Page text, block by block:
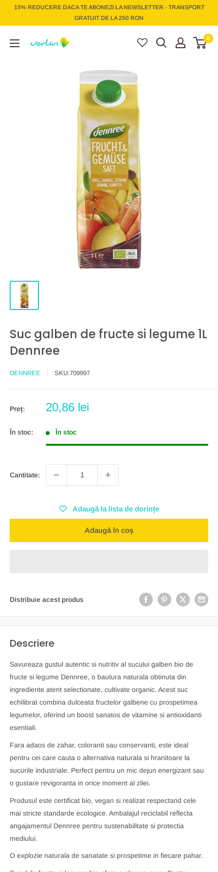
15% REDUCERE DACA TE ABONEZI LA NEWSLETTER - TRANSPORT
GRATUIT DE LA 250 RON
0
Suc galben de fructe si legume 1L
Dennree
DENNREE SKU:709997
Preț:
Preț
20,86 lei
În stoc: În stoc
Cantitate:
Adaugă la lista de dorințe
Adaugă în coș
Distribuie acest produs
Descriere
Savureaza gustul autentic si nutritiv al sucului galben bio de
fructe si legume Dennree, o bautura naturala obtinuta din
ingrediente atent selectionate, cultivate organic. Acest suc
echilibrat combina dulceata fructelor galbene cu prospetimea
legumelor, oferind un boost sanatos de vitamine si antioxidanti
esentiali.
Fara adaos de zahar, coloranti sau conservanti, este ideal
pentru cei care cauta o alternativa naturala si hranitoare la
sucurile industriale. Perfect pentru un mic dejun energizant sau
o gustare revigoranta in orice moment al zilei.
Produsul este certificat bio, vegan si realizat respectand cele
mai stricte standarde ecologice. Ambalajul reciclabil reflecta
angajamentul Dennree pentru sustenabilitate si protectia
mediului.
O explozie naturala de sanatate si prospetime in fiecare pahar.